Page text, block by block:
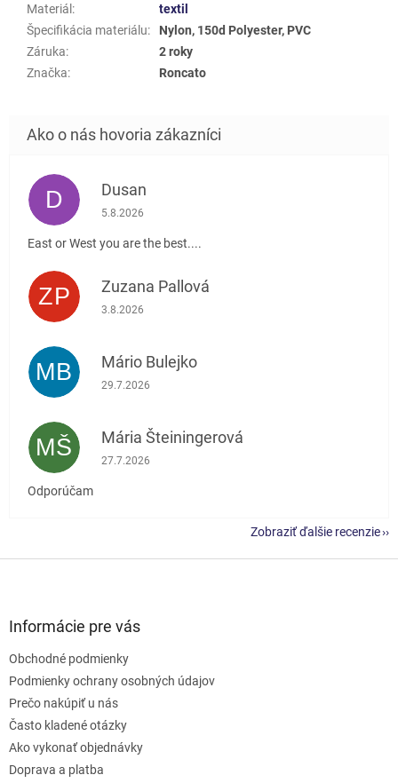
Materiál :
textil
Špecifikácia materiálu:
Nylon, 150d Polyester, PVC
Záruka:
2 roky
Značka: Roncato
D Dusan
Hodnotenie obchodu je 5 z 5 hviezdičiek.
5.8.2026
East or West you are the best....
ZP Zuzana Pallová
Hodnotenie obchodu je 5 z 5 hviezdičiek.
3.8.2026
MB Mário Bulejko
Hodnotenie obchodu je 5 z 5 hviezdičiek.
29.7.2026
MŠ Mária Šteiningerová
Hodnotenie obchodu je 5 z 5 hviezdičiek.
27.7.2026
Odporúčam
Zobraziť ďalšie recenzie
Informácie pre vás
Obchodné podmienky
Podmienky ochrany osobných údajov
Prečo nakúpiť u nás
Často kladené otázky
Ako vykonať objednávky
Doprava a platba